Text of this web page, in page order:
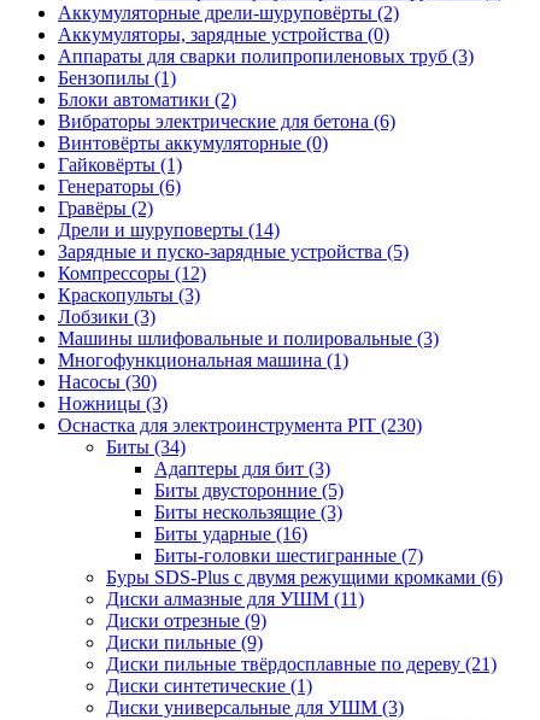
Аккумуляторные дрели-шуруповёрты (2)
Аккумуляторы, зарядные устройства (0)
Аппараты для сварки полипропиленовых труб (3)
Бензопилы (1)
Блоки автоматики (2)
Вибраторы электрические для бетона (6)
Винтовёрты аккумуляторные (0)
Гайковёрты (1)
Генераторы (6)
Гравёры (2)
Дрели и шуруповерты (14)
Зарядные и пуско-зарядные устройства (5)
Компрессоры (12)
Краскопульты (3)
Лобзики (3)
Машины шлифовальные и полировальные (3)
Многофункциональная машина (1)
Насосы (30)
Ножницы (3)
Оснастка для электроинструмента PIT (230)
Биты (34)
Адаптеры для бит (3)
Биты двусторонние (5)
Биты нескользящие (3)
Биты ударные (16)
Биты-головки шестигранные (7)
Буры SDS-Plus c двумя режущими кромками (6)
Диски алмазные для УШМ (11)
Диски отрезные (9)
Диски пильные (9)
Диски пильные твёрдосплавные по дереву (21)
Диски синтетические (1)
Диски универсальные для УШМ (3)